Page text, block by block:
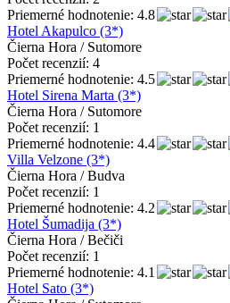
Priemerné hodnotenie: 4.8
Hotel Akapulco (3*)
Čierna Hora / Sutomore
Počet recenzií: 4
Priemerné hodnotenie: 4.5
Hotel Sirena Marta (3*)
Čierna Hora / Sutomore
Počet recenzií: 1
Priemerné hodnotenie: 4.4
Villa Velzone (3*)
Čierna Hora / Budva
Počet recenzií: 1
Priemerné hodnotenie: 4.2
Hotel Šumadija (3*)
Čierna Hora / Bečiči
Počet recenzií: 1
Priemerné hodnotenie: 4.1
Hotel Sato (3*)